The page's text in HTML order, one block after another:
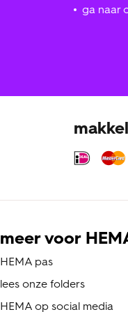
ga naar
meer voor
HEMA pas
lees onze folders
HEMA op social media